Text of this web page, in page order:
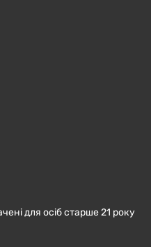
для осіб старше 21 року